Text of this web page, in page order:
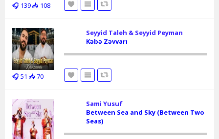
🎧 139📥 108
🎧 51 📥 70
Seyyid Taleh & Seyyid Peyman
Kəbə Zəvvarı
Sami Yusuf
Between Sea and Sky (Between Two
Seas)